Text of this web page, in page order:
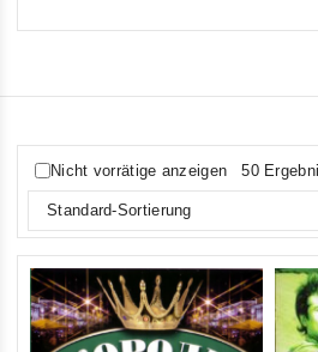
Nicht vorrätige anzeigen 50